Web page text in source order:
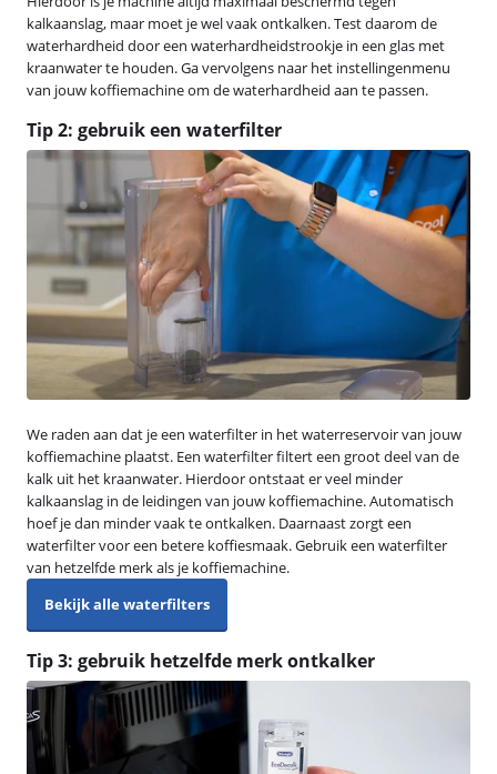
kalkaanslag, maar moet je wel vaak ontkalken. Test daarom de
waterhardheid door een waterhardheidstrookje in een glas met
kraanwater te houden. Ga vervolgens naar het instellingenmenu
van jouw koffiemachine om de waterhardheid aan te passen.
Tip 2: gebruik een waterfilter
We raden aan dat je een waterfilter in het waterreservoir van jouw
koffiemachine plaatst. Een waterfilter filtert een groot deel van de
kalk uit het kraanwater. Hierdoor ontstaat er veel minder
kalkaanslag in de leidingen van jouw koffiemachine. Automatisch
hoef je dan minder vaak te ontkalken. Daarnaast zorgt een
waterfilter voor een betere koffiesmaak. Gebruik een waterfilter
van hetzelfde merk als je koffiemachine.
Bekijk alle waterfilters
Tip 3: gebruik hetzelfde merk ontkalker